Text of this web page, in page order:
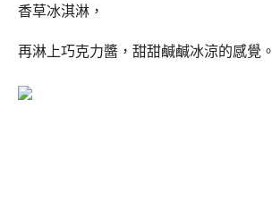
香草冰淇淋，
再淋上巧克力醬，甜甜鹹鹹冰涼的感覺。